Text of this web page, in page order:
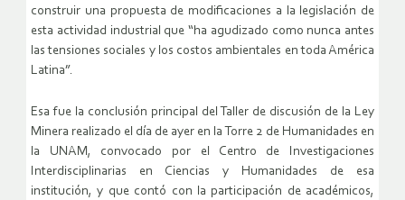
construir una propuesta de modificaciones a la legislación de
esta actividad industrial que “ha agudizado como nunca antes
las tensiones sociales y los costos ambientales en toda América
Latina”.
Esa fue la conclusión principal del Taller de discusión de la Ley
Minera realizado el día de ayer en la Torre 2 de Humanidades en
la UNAM, convocado por el Centro de Investigaciones
Interdisciplinarias en Ciencias y Humanidades de esa
institución, y que contó con la participación de académicos,